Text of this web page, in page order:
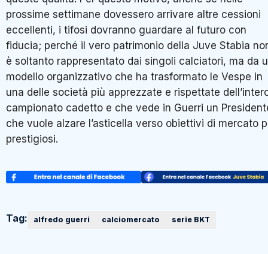
prossime settimane dovessero arrivare altre cessioni
eccellenti, i tifosi dovranno guardare al futuro con
fiducia; perché il vero patrimonio della Juve Stabia
è soltanto rappresentato dai singoli calciatori, ma da
modello organizzativo che ha trasformato le Vespe in
una delle società più apprezzate e rispettate
campionato cadetto e che vede in Guerri un
che vuole alzare l’asticella verso obiettivi di mercato
prestigiosi.
Tag: alfredo guerri calciomercato serie BKT